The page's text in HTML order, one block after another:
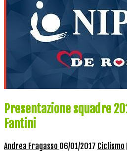
Presentazione squadre
Fantini
Andrea Fragasso 06/01/2017 Ciclismo